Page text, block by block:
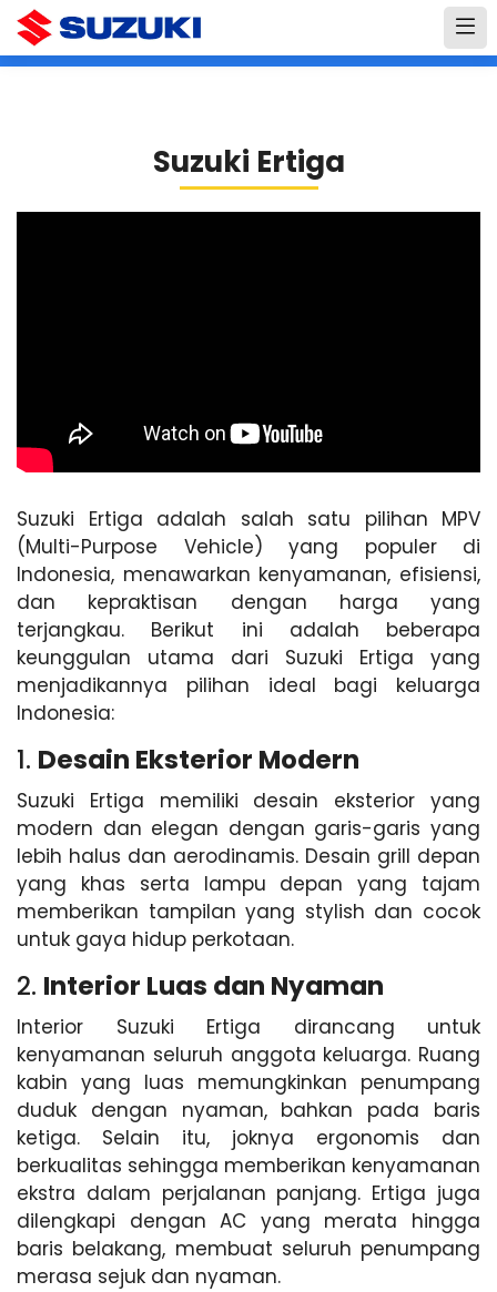
Suzuki Ertiga
Suzuki Ertiga adalah salah satu pilihan MPV
(Multi-Purpose Vehicle) yang populer di
Indonesia, menawarkan kenyamanan, efisiensi,
dan kepraktisan dengan harga yang
terjangkau. Berikut ini adalah beberapa
keunggulan utama dari Suzuki Ertiga yang
menjadikannya pilihan ideal bagi keluarga
Indonesia:
1. Desain Eksterior Modern
Suzuki Ertiga memiliki desain eksterior yang
modern dan elegan dengan garis-garis yang
lebih halus dan aerodinamis. Desain grill depan
yang khas serta lampu depan yang tajam
memberikan tampilan yang stylish dan cocok
untuk gaya hidup perkotaan.
2. Interior Luas dan Nyaman
Interior Suzuki Ertiga dirancang untuk
kenyamanan seluruh anggota keluarga. Ruang
kabin yang luas memungkinkan penumpang
duduk dengan nyaman, bahkan pada baris
ketiga. Selain itu, joknya ergonomis dan
berkualitas sehingga memberikan kenyamanan
ekstra dalam perjalanan panjang. Ertiga juga
dilengkapi dengan AC yang merata hingga
baris belakang, membuat seluruh penumpang
merasa sejuk dan nyaman.